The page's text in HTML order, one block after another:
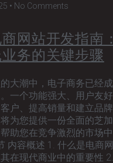
No Comments
网站开发指南
务的关键步骤
大潮中，电子商务已经
一个功能强大、用户友
户、提高销量和建立品
为您提供一份全面的芝
助您在竞争激烈的市场
内容概述 1. 什么是电商
在现代商业中的重要性